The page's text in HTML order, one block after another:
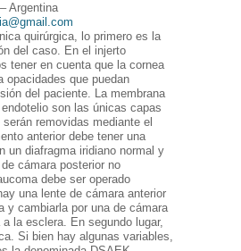
Argentina
quirúrgica, lo primero es la
del caso. En el injerto
tener en cuenta que la cornea
opacidades que puedan
del paciente. La membrana
son las únicas capas
removidas mediante el
anterior debe tener una
un diafragma iridiano normal y
cámara posterior no
debe ser operado
una lente de cámara anterior
y cambiarla por una de cámara
la esclera. En segundo lugar,
Si bien hay algunas variables,